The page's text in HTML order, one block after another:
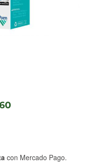
con Mercado Pago.